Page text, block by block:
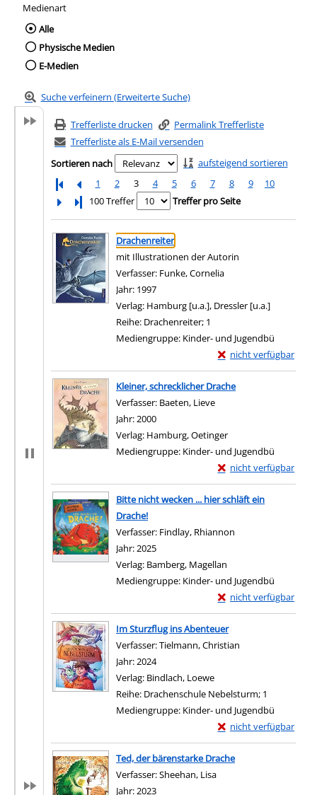
Medienart
Wählen Sie die Medienart nach der Sie
Alle
Physische Medien
E-Medien
Suche verfeinern (Erweiterte Suche)
Trefferliste drucken
Permalink Trefferliste
Trefferliste als E-Mail versenden
Sortieren nach
aufsteigend sortieren
1
2 3 4 5 6 7 8 9
10
Letzte Seite
100 Treffer Treffer pro Seite
Suchergebnis
Zu den Suchfiltern springen
Drachenreiter
mit Illustrationen der Autorin
Verfasser: Funke, Cornelia
Jahr: 1997
Verlag: Hamburg [u.a.], Dressler [u.a.]
Reihe: Drachenreiter; 1
Mediengruppe: Kinder- und Jugendbü
nicht verfügbar
Exemplar-Details von
Zum Download von
Kleiner, schrecklicher Drache
Verfasser: Baeten, Lieve
Jahr:2000
Verlag: Hamburg, Oetinger
Mediengruppe: Kinder- und Jugendbü
nicht verfügbar
Exemplar-Details von
Zum Download von
Bitte nicht wecken ... hier schläft ein
Drache!
Verfasser: Findlay, Rhiannon
Jahr:2025
Verlag: Bamberg, Magellan
Mediengruppe: Kinder- und Jugendbü
nicht verfügbar
Exemplar-Details von
Zum Download von
Im Sturzflug ins Abenteuer
Verfasser:Tielmann, Christian
Jahr:2024
Verlag: Bindlach, Loewe
Reihe: Drachenschule Nebelsturm; 1
Mediengruppe: Kinder- und Jugendbü
nicht verfügbar
Exemplar-Details von
Zum Download von
Ted, der bärenstarke Drache
Verfasser:Sheehan, Lisa
Jahr:2023